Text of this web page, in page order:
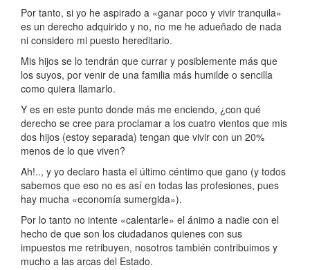
Por tanto, si yo he aspirado a «ganar poco y vivir tranquila»
es un derecho adquirido y no, no me he adueñado de nada
ni considero mi puesto hereditario.
Mis hijos se lo tendrán que currar y posiblemente más que
los suyos, por venir de una familia más humilde o sencilla
como quiera llamarlo.
Y es en este punto donde más me enciendo, ¿con qué
derecho se cree para proclamar a los cuatro vientos que mis
dos hijos (estoy separada) tengan que vivir con un 20%
menos de lo que viven?
Ah!.., y yo declaro hasta el último céntimo que gano (y todos
sabemos que eso no es así en todas las profesiones, pues
hay mucha «economía sumergida»).
Por lo tanto no intente «calentarle» el ánimo a nadie con el
hecho de que son los ciudadanos quienes con sus
impuestos me retribuyen, nosotros también contribuimos y
mucho a las arcas del Estado.